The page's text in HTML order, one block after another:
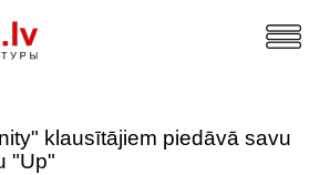
klausītājiem piedāvā savu
"Up"